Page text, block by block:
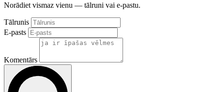
Norādiet vismaz vienu — tālruni vai e-pastu.
Tālrunis
E-pasts
Komentārs